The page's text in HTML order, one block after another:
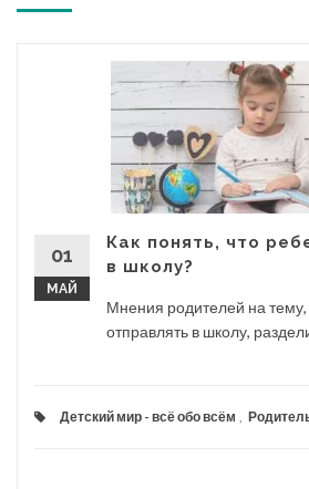
01
МАЙ
Как понять, что
в школу?
Мнения родителей на тему,
отправлять в школу,
Детский мир - всё обо всём